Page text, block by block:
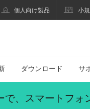
個人向け製品 小
ー公式ブログ
ダウンロード サ
で、スマートフ